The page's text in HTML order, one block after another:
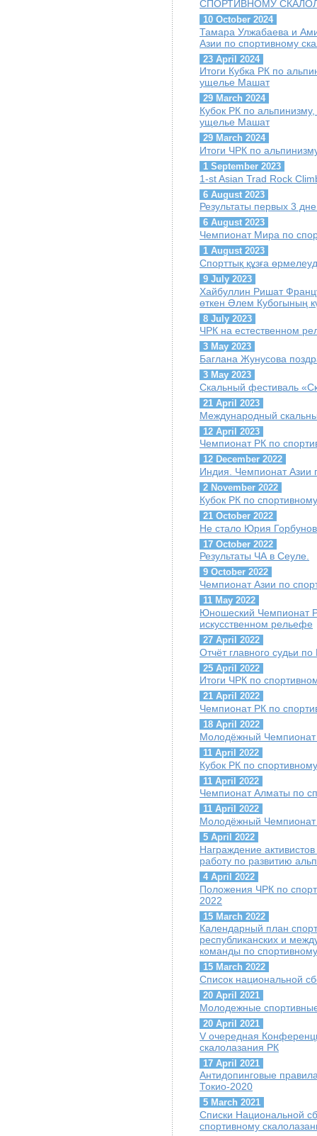
СПОРТИВНОМУ
10 October 2024
Тамара Улжабаева и
Азии по спортивному
23 April 2024
Итоги Кубка РК по
ущелье Машат
29 March 2024
Кубок РК по
ущелье Машат
29 March 2024
Итоги ЧРК по
1 September 2023
1-st Asian Trad Rock
6 August 2023
Результаты первых 3
6 August 2023
Чемпионат Мира по
1 August 2023
Спорттық құзға
9 July 2023
Хайбуллин Ришат
өткен Әлем Кубогының
8 July 2023
ЧРК на естественном
3 May 2023
Баглана Жунусова
3 May 2023
Скальный фестиваль
21 April 2023
Международный
12 April 2023
Чемпионат РК по
12 December 2022
Индия. Чемпионат Азии
2 November 2022
Кубок РК по
21 October 2022
Не стало Юрия
17 October 2022
Результаты ЧА в Сеуле.
9 October 2022
Чемпионат Азии по
11 May 2022
Юношеский Чемпионат
искусственном рельефе
27 April 2022
Отчёт главного судьи
25 April 2022
Итоги ЧРК по
21 April 2022
Чемпионат РК по
18 April 2022
Молодёжный Чемпионат
11 April 2022
Кубок РК по
11 April 2022
Чемпионат Алматы по
11 April 2022
Молодёжный Чемпионат
5 April 2022
Награждение
работу по развитию
4 April 2022
Положения ЧРК по
2022
15 March 2022
Календарный план
республиканских и
команды по
15 March 2022
Список национальной
20 April 2021
Молодежные
20 April 2021
V очередная
скалолазания РК
17 April 2021
Антидопинговые
Токио-2020
5 March 2021
Списки Национальной
спортивному